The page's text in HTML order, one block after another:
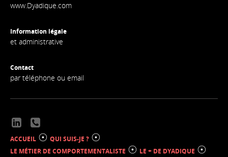
www.Dyadique.com
Information légale
et administrative
Contact
par téléphone ou email
ACCUEIL ☉ QUI SUIS-JE ? ☉
LE MÉTIER DE COMPORTEMENTALISTE ☉ LE + DE DYADIQUE ☉